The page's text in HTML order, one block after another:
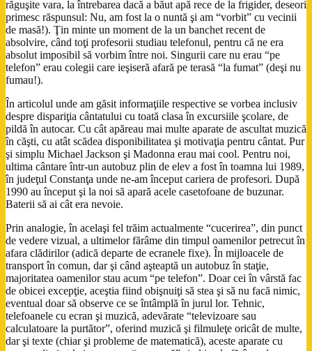
răguşite vara, la întrebarea dacă a băut apă rece de la frigider, deseori
primesc răspunsul: Nu, am fost la o nuntă şi am “vorbit” cu vecinii
de masă!). Ţin minte un moment de la un banchet recent de
absolvire, când toţi profesorii studiau telefonul, pentru că ne era
absolut imposibil să vorbim între noi. Singurii care nu erau “pe
telefon” erau colegii care ieşiseră afară pe terasă “la fumat” (deşi nu
fumau!).
În articolul unde am găsit informaţiile respective se vorbea inclusiv
despre dispariţia cântatului cu toată clasa în excursiile şcolare, de
pildă în autocar. Cu cât apăreau mai multe aparate de ascultat muzică
în căşti, cu atât scădea disponibilitatea şi motivaţia pentru cântat. Pur
şi simplu Michael Jackson şi Madonna erau mai cool. Pentru noi,
ultima cântare într-un autobuz plin de elev a fost în toamna lui 1989,
în judeţul Constanţa unde ne-am început cariera de profesori. După
1990 au început şi la noi să apară acele casetofoane de buzunar.
Baterii să ai cât era nevoie.
Prin analogie, în acelaşi fel trăim actualmente “cucerirea”, din punct
de vedere vizual, a ultimelor fărâme din timpul oamenilor petrecut în
afara clădirilor (adică departe de ecranele fixe). În mijloacele de
transport în comun, dar şi când aşteaptă un autobuz în staţie,
majoritatea oamenilor stau acum “pe telefon”. Doar cei în vârstă fac
de obicei excepţie, aceştia fiind obişnuiţi să stea şi să nu facă nimic,
eventual doar să observe ce se întâmplă în jurul lor. Tehnic,
telefoanele cu ecran şi muzică, adevărate “televizoare sau
calculatoare la purtător”, oferind muzică şi filmuleţe oricât de multe,
dar şi texte (chiar şi probleme de matematică), aceste aparate cu